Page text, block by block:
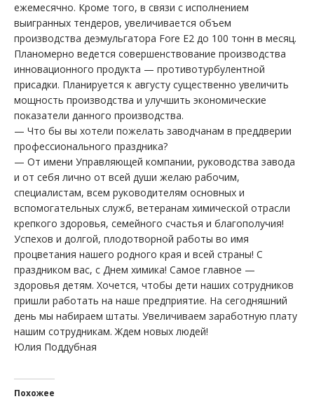
ежемесячно. Кроме того, в связи с исполнением
выигранных тендеров, увеличивается объем
производства деэмульгатора Fore E2 до 100 тонн в месяц.
Планомерно ведется совершенствование производства
инновационного продукта — противотурбулентной
присадки. Планируется к августу существенно увеличить
мощность производства и улучшить экономические
показатели данного производства.
— Что бы вы хотели пожелать заводчанам в преддверии
профессионального праздника?
— От имени Управляющей компании, руководства завода
и от себя лично от всей души желаю рабочим,
специалистам, всем руководителям основных и
вспомогательных служб, ветеранам химической отрасли
крепкого здоровья, семейного счастья и благополучия!
Успехов и долгой, плодотворной работы во имя
процветания нашего родного края и всей страны! С
праздником вас, с Днем химика! Самое главное —
здоровья детям. Хочется, чтобы дети наших сотрудников
пришли работать на наше предприятие. На сегодняшний
день мы набираем штаты. Увеличиваем заработную плату
нашим сотрудникам. Ждем новых людей!
Юлия Поддубная
Похожее